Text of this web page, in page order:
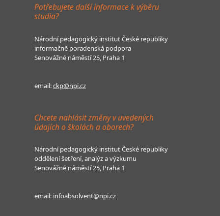
Potřebujete další informace k výběru
studia?
Národní pedagogický institut České republiky
informačně poradenská podpora
Senovážné náměstí 25, Praha 1
email:ckp@npi.cz
Chcete nahlásit změny v uvedených
údajích o školách a oborech?
Národní pedagogický institut České republiky
oddělení šetření, analýz a výzkumu
Senovážné náměstí 25, Praha 1
email: infoabsolvent@npi.cz